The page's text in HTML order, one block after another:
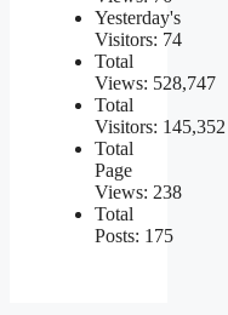
Yesterday's
Visitors: 74
Total
Views: 528,747
Total
Visitors: 145,352
Total
Page
Views: 238
Total
Posts: 175